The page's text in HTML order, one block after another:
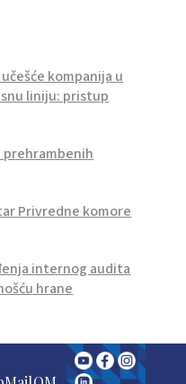
učešće kompanija u
liniju: pristup
prehrambenih
Privredne komore
internog audita
hrane